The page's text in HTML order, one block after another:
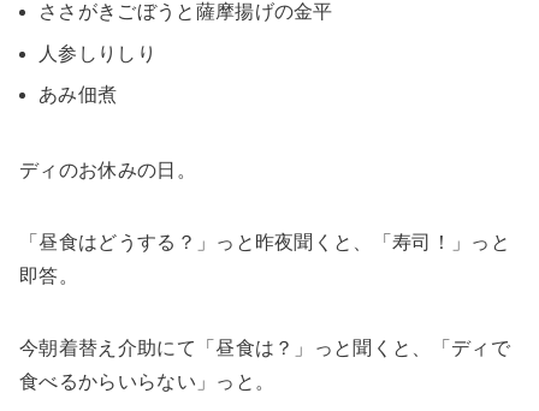
ささがきごぼうと薩摩揚げの金平
人参しりしり
あみ佃煮
ディのお休みの日。
「昼食はどうする？」っと昨夜聞くと、「寿司！」っと
即答。
今朝着替え介助にて「昼食は？」っと聞くと、「ディで
食べるからいらない」っと。